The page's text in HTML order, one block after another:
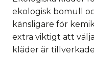
ekologisk bomull
känsligare för
extra viktigt att
kläder är